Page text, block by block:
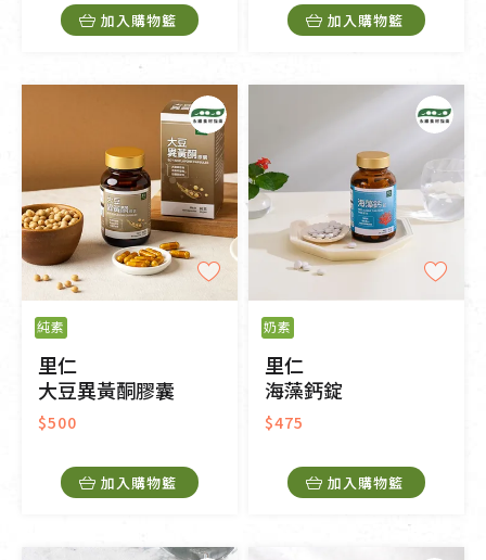
加入購物籃 加入購物籃
純素
里仁
大豆異黃酮膠囊
$500
加入購物籃
奶素
里仁
海藻鈣錠
$475
加入購物籃